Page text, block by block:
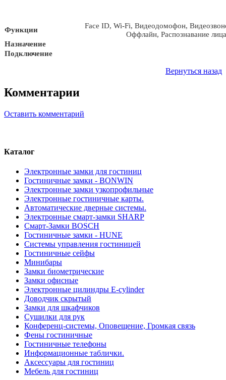
Функции
Face ID, Wi-Fi, Видеодомофон,
Оффлайн, Распознавание
Назначение
Подключение
Вернуться назад
Комментарии
Оставить комментарий
Каталог
Электронные замки для гостиниц
Гостиничные замки - BONWIN
Электронные замки узкопрофильные
Электронные гостиничные карты.
Автоматические дверные системы.
Электронные смарт-замки SHARP
Смарт-Замки BOSCH
Гостиничные замки - HUNE
Системы управления гостиницей
Гостиничные сейфы
Минибары
Замки биометрические
Замки офисные
Электронные цилиндры E-cylinder
Доводчик скрытый
Замки для шкафчиков
Сушилки для рук
Конференц-системы, Оповещение, Громкая связь
Фены гостиничные
Гостиничные телефоны
Информационные таблички.
Аксессуары для гостиниц
Мебель для гостиниц